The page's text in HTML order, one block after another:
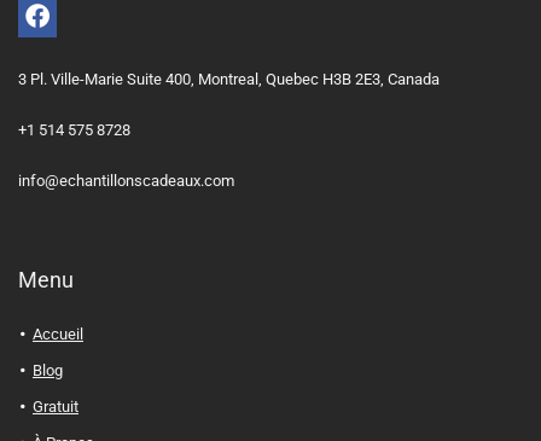
3 Pl. Ville-Marie Suite 400, Montreal, Quebec H3B 2E3, Canada
+1 514 575 8728
info@echantillonscadeaux.com
Menu
Accueil
Blog
Gratuit